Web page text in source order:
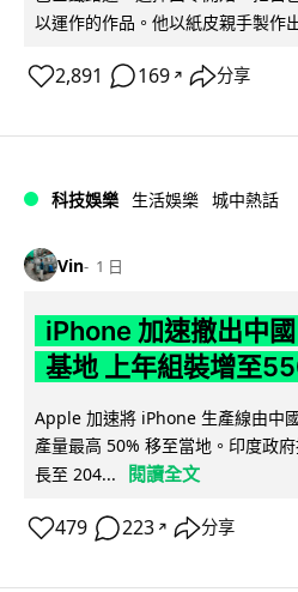
以運作的作品。他以紙皮親手製作
2,891 169 ↗ 分享
科技娛樂 生活娛樂 城中熱話
Vin 1 日
iPhone 加速撤出中
基地 上年組裝增至
Apple 加速將 iPhone 生產線由中
產量最高 50% 移至當地。印度政
長至 204...
閱讀全文
479 223 ↗ 分享